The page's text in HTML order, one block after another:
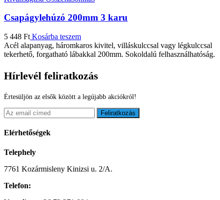
Csapágylehúzó 200mm 3 karu
5 448 Ft Kosárba teszem
Acél alapanyag, háromkaros kivitel, villáskulccsal vagy légkulccsal
tekerhető, forgatható lábakkal 200mm. Sokoldalú felhasználhatóság.
Hírlevél feliratkozás
Értesüljön az elsők között a legújabb akciókról!
Feliratkozás
Elérhetőségek
Telephely
7761 Kozármisleny Kinizsi u. 2/A.
Telefon: